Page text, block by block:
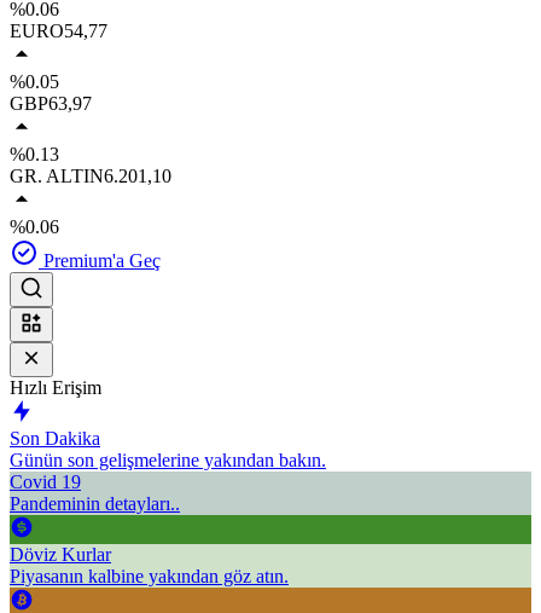
%0.06
EURO54,77
%0.05
GBP63,97
%0.13
GR. ALTIN6.201,10
%0.06
Premium'a Geç
Hızlı Erişim
Son Dakika
Günün son gelişmelerine yakından bakın.
Covid 19
Pandeminin detayları..
Döviz Kurlar
Piyasanın kalbine yakından göz atın.